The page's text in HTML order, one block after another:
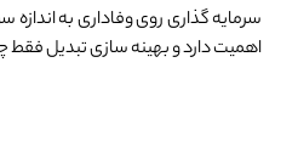
سرمایه گذاری روی وفاداری به اندازه
اهمیت داردو بهینه سازی تبدیل